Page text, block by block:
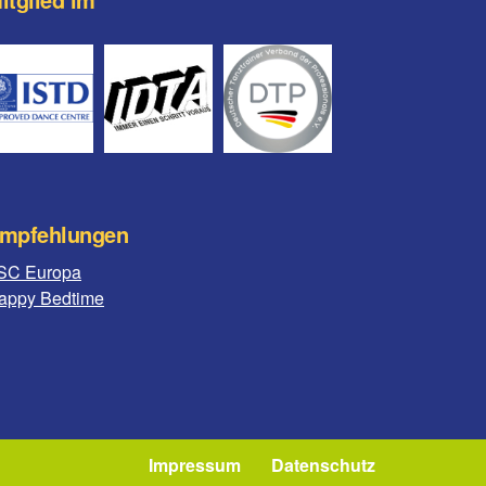
Europa
Bedtime
Impressum Datenschutz